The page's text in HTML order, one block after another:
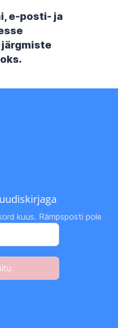
e-posti- ja
kuus. Rämpsposti pole